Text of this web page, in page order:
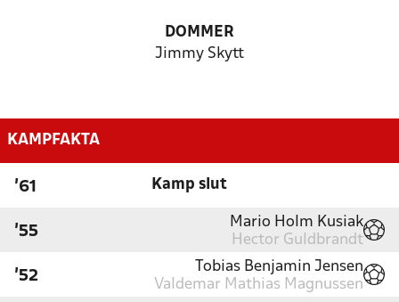
DOMMER
Jimmy Skytt
KAMPFAKTA
'61 Kamp slut
'55
Mario Holm Kusiak
Hector Guldbrandt
'52
Tobias Benjamin Jensen
Valdemar Mathias Magnussen